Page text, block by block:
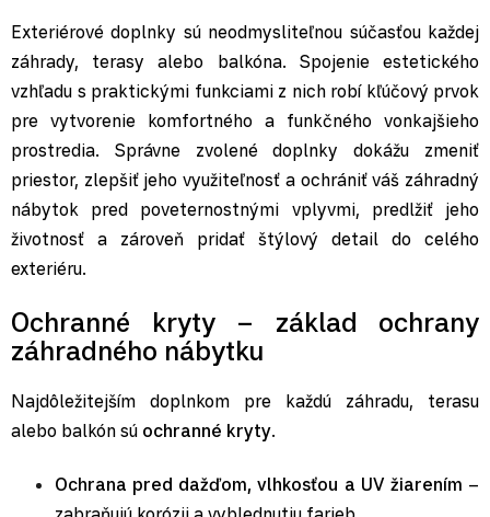
Exteriérové doplnky sú neodmysliteľnou súčasťou každej
záhrady, terasy alebo balkóna. Spojenie estetického
vzhľadu s praktickými funkciami z nich robí kľúčový prvok
pre vytvorenie komfortného a funkčného vonkajšieho
prostredia. Správne zvolené doplnky dokážu zmeniť
priestor, zlepšiť jeho využiteľnosť a ochrániť váš záhradný
nábytok pred poveternostnými vplyvmi, predlžiť jeho
životnosť a zároveň pridať štýlový detail do celého
exteriéru.
Ochranné kryty – základ ochrany
záhradného nábytku
Najdôležitejším doplnkom pre každú záhradu, terasu
alebo balkón sú ochranné kryty.
Ochrana pred dažďom, vlhkosťou a UV žiarením –